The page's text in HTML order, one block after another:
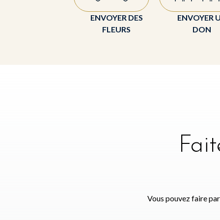
ENVOYER DES
FLEURS
ENVOYER
DON
Vous pouvez faire